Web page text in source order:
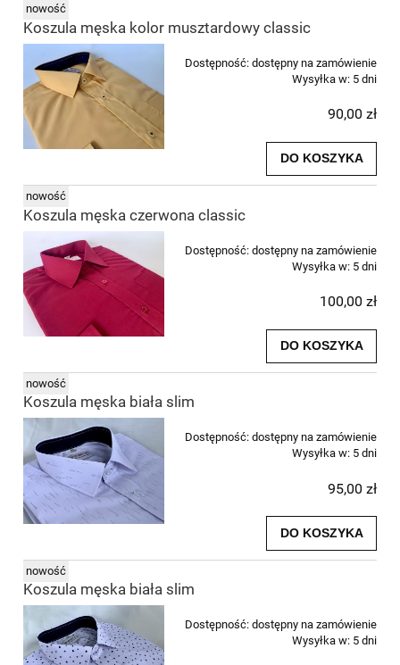
Koszula męska kolor musztardowy classic
Dostępność: dostępny na zamówienie
Wysyłka w: 5 dni
90,00 zł
DO KOSZYKA
nowość
Koszula męska czerwona classic
Dostępność: dostępny na zamówienie
Wysyłka w: 5 dni
100,00 zł
DO KOSZYKA
nowość
Koszula męska biała slim
Dostępność: dostępny na zamówienie
Wysyłka w: 5 dni
95,00 zł
DO KOSZYKA
nowość
Koszula męska biała slim
Dostępność: dostępny na zamówienie
Wysyłka w: 5 dni
nowość